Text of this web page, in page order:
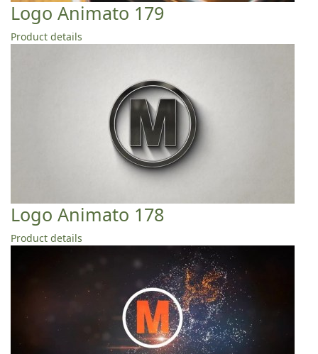
Logo Animato 179
Product details
Logo Animato 178
Product details